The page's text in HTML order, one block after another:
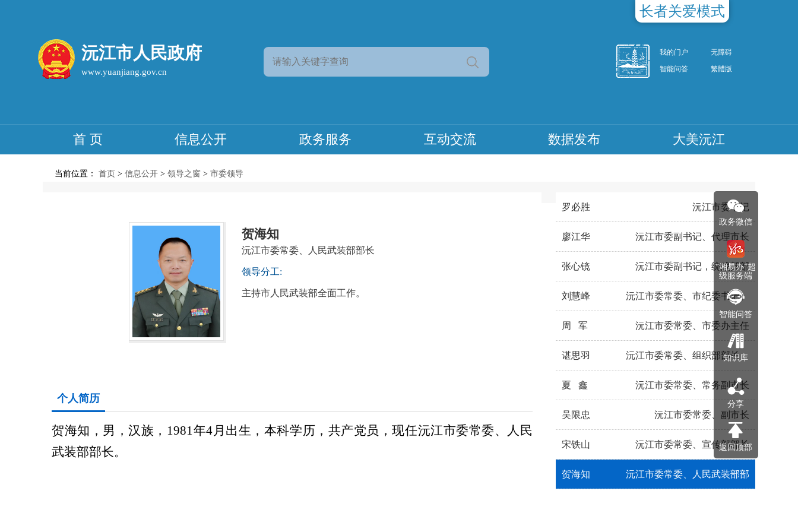
沅江市人民政府 我的门户
无障碍
智能问答
繁體版
首 页 信息公开 政务服务 互动交流 数据发布 大美沅江
当前位置： 首页 > 信息公开 > 领导之窗 > 市委领导
贺海知
沅江市委常委、人民武装部部长
领导分工:
主持市人民武装部全面工作。
个人简历
贺海知，男，汉族， 1981年4月出生，本科学历，共产党员，现任沅江市委常委、人民
武装部部长。
罗必胜 沅江市委书记
廖江华 沅江市委副书记、代理市长
张心镜 沅江市委副书记，统战部部
长，市委教育工作委员会书
记，市委党校校长（兼）
刘慧峰 沅江市委常委、市纪委书记、
市监委主任
周 军 沅江市委常委、市委办主任
谌思羽 沅江市委常委、组织部部长，
市直机关工委书记
夏 鑫 沅江市委常委、常务副市长
吴限忠 沅江市委常委、副市长
宋铁山 沅江市委常委、宣传部部长
贺海知 沅江市委常委、人民武装部部
长者关爱模式
政务微信
“湘易办”超
级服务端
智能问答
知识库
分享
返回顶部